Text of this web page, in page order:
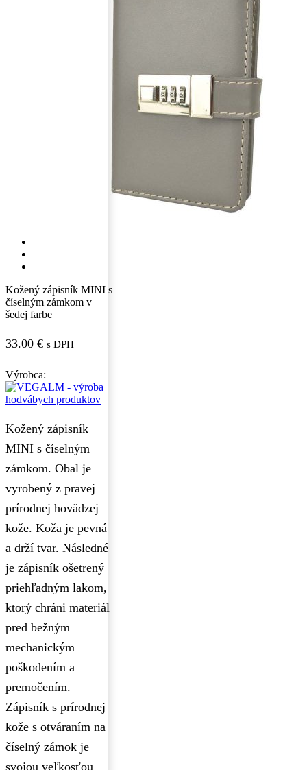
Kožený zápisník MINI s
číselným zámkom v
šedej farbe
33.00 € s DPH
Výrobca:
Kožený zápisník
MINI s číselným
zámkom. Obal je
vyrobený z pravej
prírodnej hovädzej
kože. Koža je pevná
a drží tvar. Následné
je zápisník ošetrený
priehľadným lakom,
ktorý chráni materiál
pred bežným
mechanickým
poškodením a
premočením.
Zápisník s prírodnej
kože s otváraním na
číselný zámok je
svojou veľkosťou